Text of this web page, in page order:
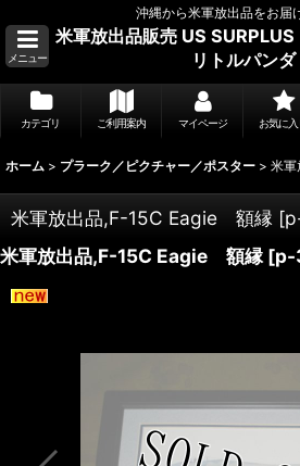
沖縄から米軍放出品をお届
メニュー
米軍放出品販売 US
リトルパンダ
カテゴリ ご利用案内 マイページ お気に入
ホーム > プラーク／ピクチャー／ポスター > 米
米軍放出品,F-15C Eagie 額縁 [
米軍放出品,F-15C Eagie 額縁 [p-